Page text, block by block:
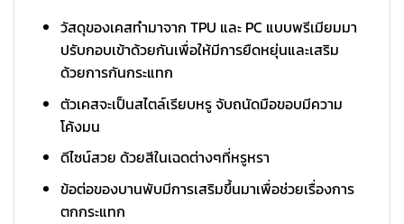
วัสดุของเคสทำมาจาก TPU และ PC แบบพรีเมียมมา
ปรับกอบเข้าด้วยกันเพื่อให้มีการยืดหยุ่นและเสริม
ด้วยการกันกระแทก
ตัวเคสจะเป็นสไตล์เรียบหรู จับถนัดมือขอบมีความ
โค้งมน
ดีไซน์สวย ด้วยสีในเฉดต่างๆที่หรูหรา
ข้อต่อของบานพับมีการเสริมขึ้นมาเพื่อช่วยเรื่องการ
ตกกระแทก